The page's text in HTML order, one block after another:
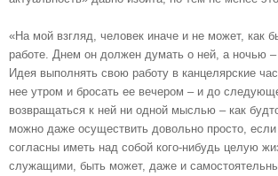
«На мой взгляд, человек иначе и не может, как
работе. Днем он должен думать о ней, а ночью –
Идея выполнять свою работу в канцелярские
нее утром и бросать ее вечером – и до
возвращаться к ней ни одной мыслью – как
можно даже осуществить довольно просто,
согласны иметь над собой кого-нибудь целую
служащими, быть может, даже и